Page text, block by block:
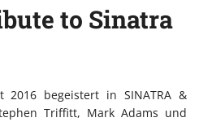
to Sinatra
2016 begeistert in SINATRA &
Triffitt, Mark Adams und